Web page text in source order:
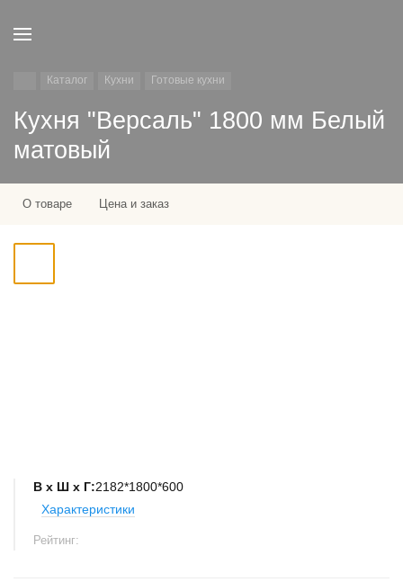
Каталог Кухни Готовые кухни
Кухня "Версаль" 1800 мм Белый
матовый
О товаре Цена и заказ
В х Ш х Г:2182*1800*600
Характеристики
Рейтинг: